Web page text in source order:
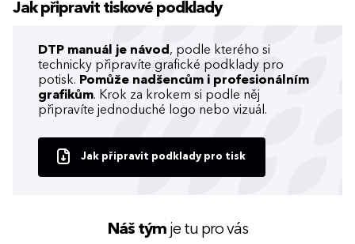
Jak připravit tiskové podklady
DTP manuál je návod , podle kterého si
technicky připravíte grafické podklady pro
potisk. Pomůže nadšencům i profesionálním
grafikům. Krok za krokem si podle něj
připravíte jednoduché logo nebo vizuál.
Jak připravit podklady pro tisk
Náš týmje tu pro vás